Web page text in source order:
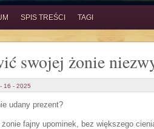
SPIS TREŚCI TAGI
swojej żonie
16 - 2025
udany prezent?
fajny upominek, bez większego